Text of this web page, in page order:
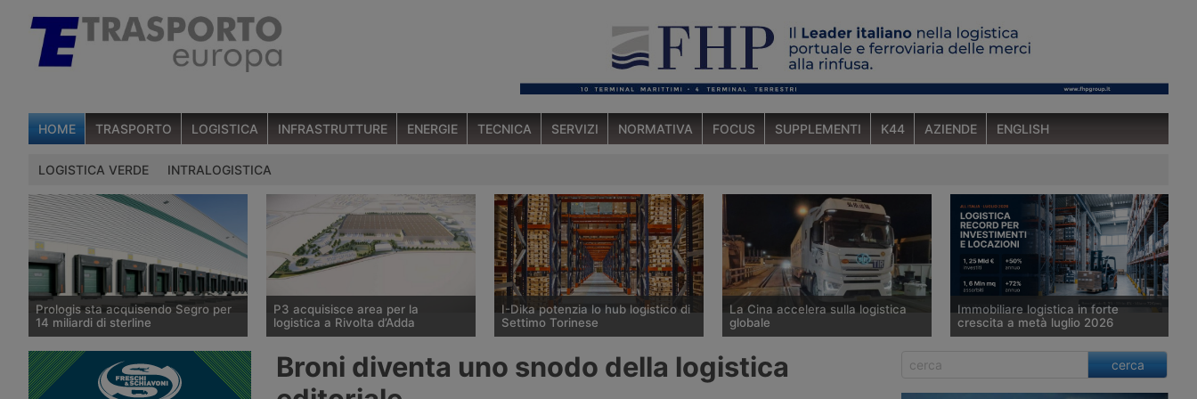
HOME TRASPORTO LOGISTICA INFRASTRUTTURE ENERGIE TECNICA SERVIZI NORMATIVA FOCUS SUPPLEMENTI K44 AZIENDE ENGLISH
LOGISTICA VERDE INTRALOGISTICA
Prologis sta acquisendo Segro per
14 miliardi di sterline
Il gruppo statunitense Prologis,
operatore mondiale di immobili
logistici, ha raggiunto un’intesa
P3 acquisisce area per la
logistica a Rivolta d’Adda
da Savills Investment Management
I-Dika potenzia lo hub logistico di
Settimo Torinese
logistico I-Dika di a Settimo
La Cina accelera sulla logistica
globale
Generale delle Dogane e della
Immobiliare logistica in forte
crescita a metà luglio 2026
Il mercato immobiliare logistico e
industriale italiano archivia il primo
Broni diventa uno snodo della logistica
cerca